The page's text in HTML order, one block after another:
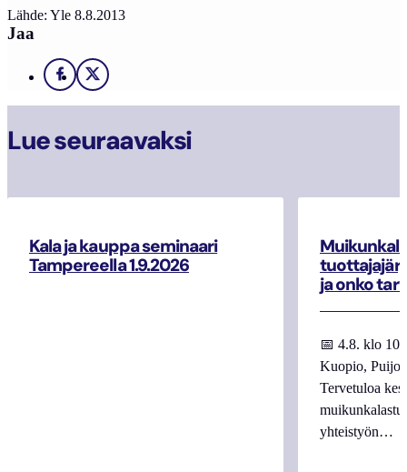
Lähde: Yle 8.8.2013
Jaa
Facebook
X
Lue seuraavaksi
Kala ja kauppa seminaari
Tampereella 1.9.2026
ja onko
📅 4.8. klo
Kuopio,
Tervetuloa
yhteistyön…